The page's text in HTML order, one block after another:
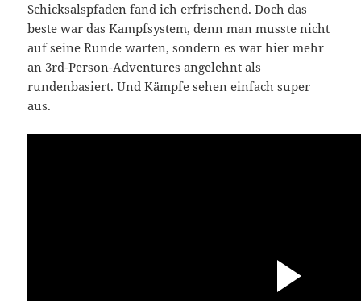
Schicksalspfaden fand ich erfrischend. Doch das
beste war das Kampfsystem, denn man musste nicht
auf seine Runde warten, sondern es war hier mehr
an 3rd-Person-Adventures angelehnt als
rundenbasiert. Und Kämpfe sehen einfach super
aus.